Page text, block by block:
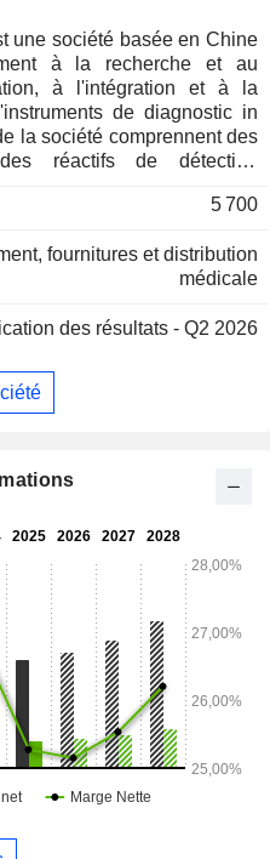
une société basée en Chine
à la recherche et au
à l'intégration et à la
de diagnostic in
la société comprennent des
réactifs de détection
biochimique, des
de détection moléculaire,
spectrométrie de masse,
les marchés nationaux et
5 700
fournitures et distribution
médicale
des résultats - Q2 2026